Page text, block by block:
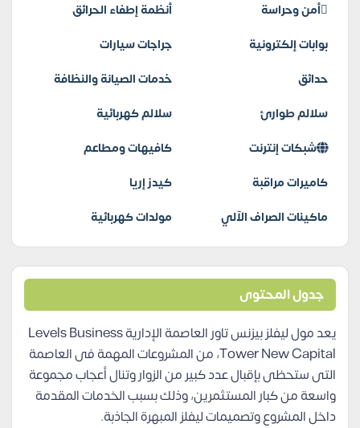
أمن وحراسة
أنظمة إطفاء الحرائق
بوابات إلكترونية
جراجات سيارات
حدائق
خدمات الصيانة والنظافة
سلالم طوارئ
سلالم كهربائية
شبكات إنترنت
كافيهات ومطاعم
كاميرات مراقبة
كيدز إريا
ماكينات الصراف الآلي
مولدات كهربائية
جدول المحتوى
يعدمول ليفلز بيزنس تاور العاصمة الإداريةLevels Business
Tower New Capital، من المشروعات المهمة فى العاصمة
التى ستحظى بإقبال عدد كبير من الزوار وتنال أعجاب مجموعة
واسعة من كبار المستثمرين، وذلك بسبب الخدمات المقدمة
داخل المشروع وتصميمات ليفلز المبهرة الجاذبة.